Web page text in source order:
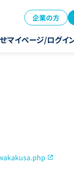
企業の方
マイページ/ログイ